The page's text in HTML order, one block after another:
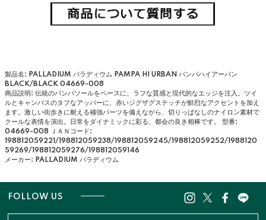
製品名: PALLADIUM パラディウム PAMPA HI URBAN パンパハイアーバン
BLACK/BLACK 04669-008
商品説明: 伝統のパンパソールをベースに、ラフな質感と現代的なエッジを注入。ツイ
ルとキャンバスのタフなアッパーに、赤いジグザグステッチが鮮烈なアクセントを加え
ます。激しい街歩きに耐える補強パーツを備えながら、切りっぱなしのナイロン素材で
クールな表情を演出。日常をダイナミックに彩る、都会の良き相棒です。
型番:
04669-008 ＪＡＮコード:
198812059221/198812059238/198812059245/198812059252/1988120
59269/198812059276/198812059146
メーカー: PALLADIUM パラディウム
FOLLOW US